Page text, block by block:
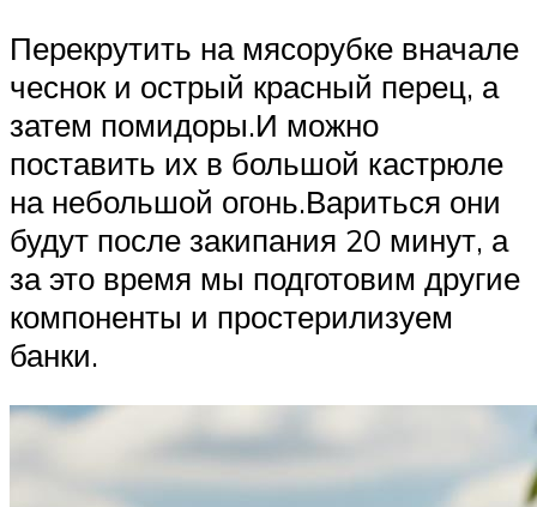
Перекрутить на мясорубке вначале
чеснок и острый красный перец, а
затем помидоры.И можно
поставить их в большой кастрюле
на небольшой огонь.Вариться они
будут после закипания 20 минут, а
за это время мы подготовим другие
компоненты и простерилизуем
банки.